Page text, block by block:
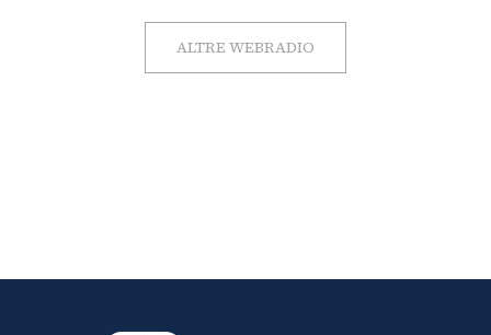
ALTRE WEBRADIO